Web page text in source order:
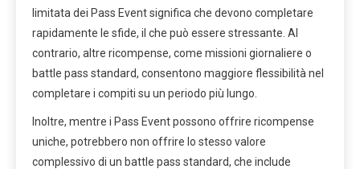
limitata dei Pass Event significa che devono completare
rapidamente le sfide, il che può essere stressante. Al
contrario, altre ricompense, come missioni giornaliere o
battle pass standard, consentono maggiore flessibilità nel
completare i compiti su un periodo più lungo.
Inoltre, mentre i Pass Event possono offrire ricompense
uniche, potrebbero non offrire lo stesso valore
complessivo di un battle pass standard, che include